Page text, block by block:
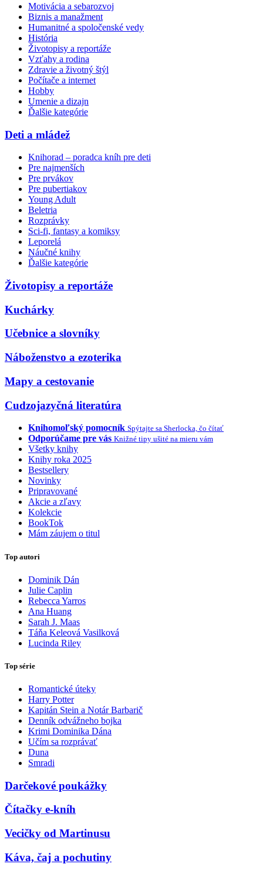
Motivácia a sebarozvoj
Biznis a manažment
Humanitné a spoločenské vedy
História
Životopisy a reportáže
Vzťahy a rodina
Zdravie a životný štýl
Počítače a internet
Hobby
Umenie a dizajn
Ďalšie kategórie
Deti a mládež
Knihorad – poradca kníh pre deti
Pre najmenších
Pre prvákov
Pre pubertiakov
Young Adult
Beletria
Rozprávky
Sci-fi, fantasy a komiksy
Leporelá
Náučné knihy
Ďalšie kategórie
Životopisy a reportáže
Kuchárky
Učebnice a slovníky
Náboženstvo a ezoterika
Mapy a cestovanie
Cudzojazyčná literatúra
Knihomoľský pomocník Spýtajte sa Sherlocka, čo čítať
Odporúčame pre vás Knižné tipy ušité na mieru vám
Všetky knihy
Knihy roka 2025
Bestsellery
Novinky
Pripravované
Akcie a zľavy
Kolekcie
BookTok
Mám záujem o titul
Top autori
Dominik Dán
Julie Caplin
Rebecca Yarros
Ana Huang
Sarah J. Maas
Táňa Keleová Vasilková
Lucinda Riley
Top série
Romantické úteky
Harry Potter
Kapitán Stein a Notár Barbarič
Denník odvážneho bojka
Krimi Dominika Dána
Učím sa rozprávať
Duna
Smradi
Darčekové poukážky
Čítačky e-kníh
Vecičky od Martinusu
Káva, čaj a pochutiny